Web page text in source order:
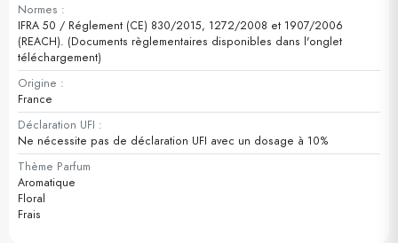
Normes :
IFRA 50 / Réglement (CE) 830/2015, 1272/2008 et 1907/2006
(REACH). (Documents règlementaires disponibles dans l'onglet
téléchargement)
Origine :
France
Déclaration UFI :
Ne nécessite pas de déclaration UFI avec un dosage à 10%
Thème Parfum
Aromatique
Floral
Frais